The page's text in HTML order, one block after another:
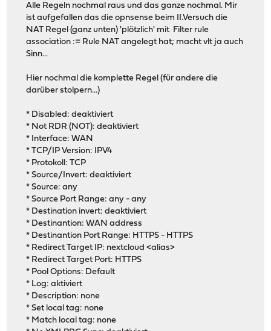
Alle Regeln nochmal raus und das ganze nochmal. Mir
ist aufgefallen das die opnsense beim II.Versuch die
NAT Regel (ganz unten) 'plötzlich' mit Filter rule
association := Rule NAT angelegt hat; macht vlt ja auch
Sinn...
Hier nochmal die komplette Regel (für andere die
darüber stolpern...)
* Disabled: deaktiviert
* Not RDR (NOT): deaktiviert
* Interface: WAN
* TCP/IP Version: IPV4
* Protokoll: TCP
* Source/Invert: deaktiviert
* Source: any
* Source Port Range: any - any
* Destination invert: deaktiviert
* Destinantion: WAN address
* Destinantion Port Range: HTTPS - HTTPS
* Redirect Target IP: nextcloud <alias>
* Redirect Target Port: HTTPS
* Pool Options: Default
* Log: aktiviert
* Description: none
* Set local tag: none
* Match local tag: none